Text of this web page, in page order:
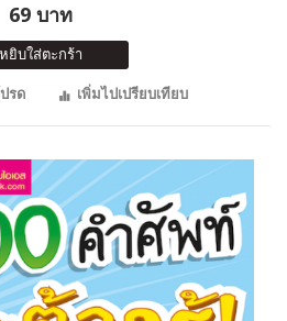
69 บาท
หยิบใส่ตะกร้า
รด
เพิ่มไปเปรียบเทียบ